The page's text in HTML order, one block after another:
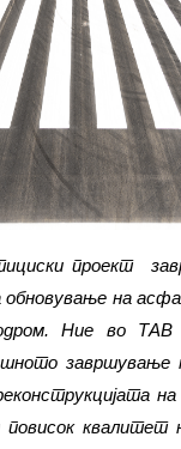
проект
обновување на
Ние во ТАВ
завршување
повисок квалитет